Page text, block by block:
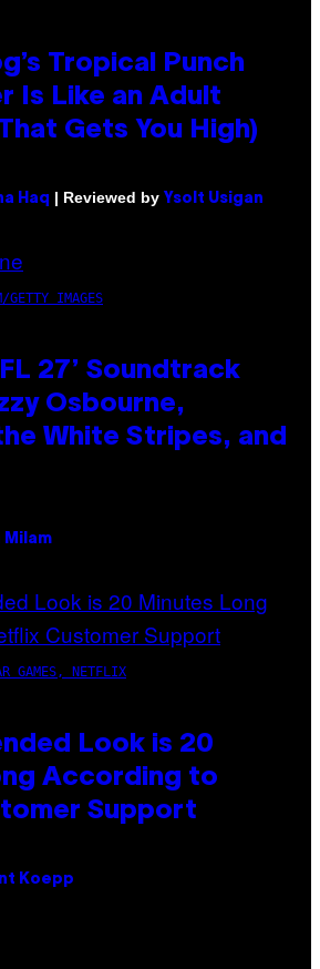
Tropical Punch
Is Like an Adult
Gets You High)
Haq | Reviewed by Ysolt Usigan
GETTY IMAGES
27’ Soundtrack
Osbourne,
White Stripes, and
Milam
GAMES, NETFLIX
Look is 20
According to
Support
Koepp